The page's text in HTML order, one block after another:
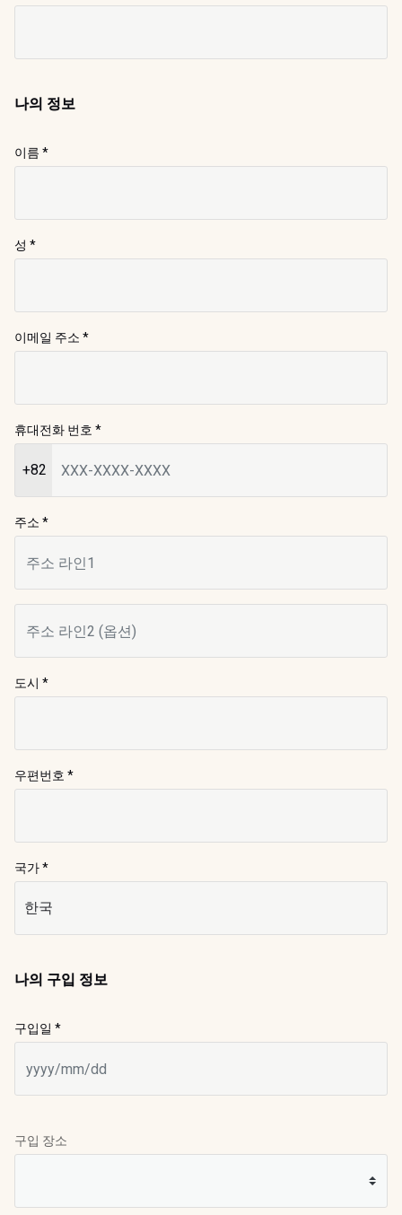
나의 정보
이름 *
성 *
이메일 주소 *
휴대전화 번호 *
+82
주소 *
도시 *
우편번호 *
국가 *
나의 구입 정보
구입일 *
구입 장소